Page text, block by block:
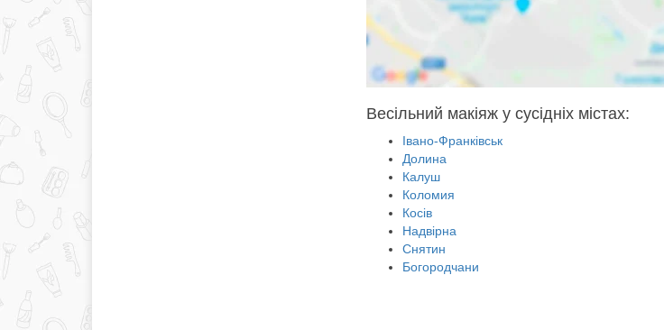
Весільний макіяж у сусідніх містах:
Івано-Франківськ
Долина
Калуш
Коломия
Косів
Надвірна
Снятин
Богородчани